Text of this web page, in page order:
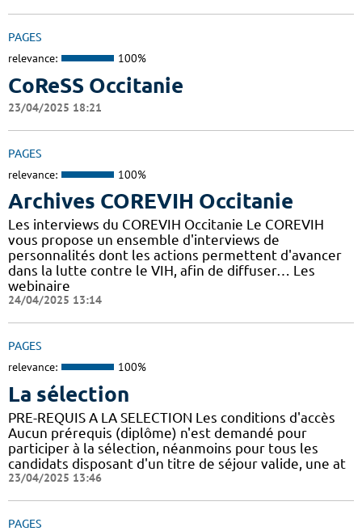
PAGES
relevance: 100%
CoReSS Occitanie
23/04/2025 18:21
PAGES
relevance: 100%
Archives COREVIH Occitanie
Les interviews du COREVIH Occitanie Le COREVIH
vous propose un ensemble d'interviews de
personnalités dont les actions permettent d'avancer
dans la lutte contre le VIH, afin de diffuser… Les
webinaire
24/04/2025 13:14
PAGES
relevance: 100%
La sélection
PRE-REQUIS A LA SELECTION Les conditions d'accès
Aucun prérequis (diplôme) n'est demandé pour
participer à la sélection, néanmoins pour tous les
candidats disposant d'un titre de séjour valide, une at
23/04/2025 13:46
PAGES